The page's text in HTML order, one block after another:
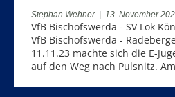
Stephan Wehner 13. November
VfB Bischofswerda - SV Lok
VfB Bischofswerda -
11.11.23 machte sich die E-
auf den Weg nach Pulsnitz.